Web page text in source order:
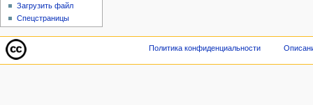
Загрузить файл
Спецстраницы
Политика конфиденциальности